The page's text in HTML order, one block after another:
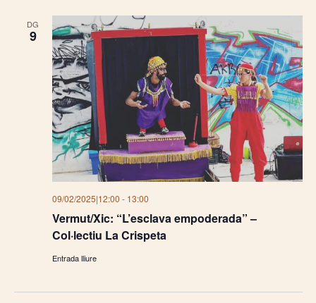
DG
9
Vermut/Xic: “L’esclava empoderada” –
Col·lectiu La Crispeta
09/02/2025|12:00 - 13:00
Entrada lliure